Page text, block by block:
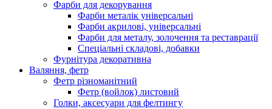
Фарби для декорування
Фарби металік універсальні
Фарби акрилові, універсальні
Фарби для металу, золочення та реставрації
Спеціальні складові, добавки
Фурнітура декоративна
Валяння, фетр
Фетр різноманітний
Фетр (войлок) листовий
Голки, аксесуари для фелтингу